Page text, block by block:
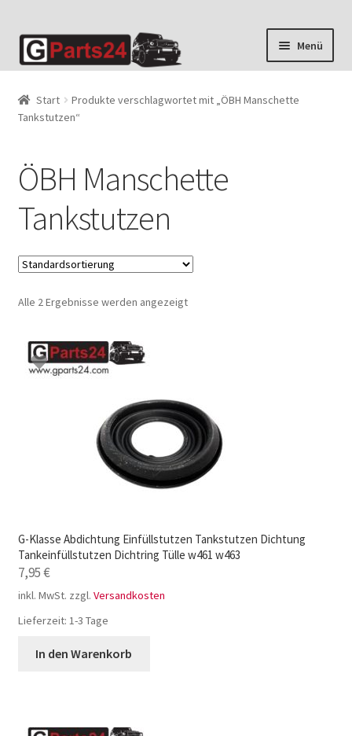
Zur
Navigation
Zum
Inhalt
Menü
Start
Produkte verschlagwortet mit „ÖBH Manschette
Tankstutzen“
ÖBH Manschette
Tankstutzen
Alle 2 Ergebnisse werden angezeigt
G-Klasse Abdichtung Einfüllstutzen Tankstutzen Dichtung
Tankeinfüllstutzen Dichtring Tülle w461 w463
7,95€
inkl. MwSt. zzgl. Versandkosten
Lieferzeit: 1-3 Tage
In den Warenkorb